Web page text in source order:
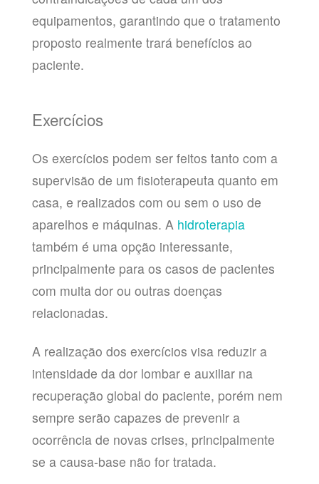
equipamentos, garantindo que o tratamento
proposto realmente trará benefícios ao
paciente.
Exercícios
Os exercícios podem ser feitos tanto com a
supervisão de um fisioterapeuta quanto em
casa, e realizados com ou sem o uso de
aparelhos e máquinas. A hidroterapia
também é uma opção interessante,
principalmente para os casos de pacientes
com muita dor ou outras doenças
relacionadas.
A realização dos exercícios visa reduzir a
intensidade da dor lombar e auxiliar na
recuperação global do paciente, porém nem
sempre serão capazes de prevenir a
ocorrência de novas crises, principalmente
se a causa-base não for tratada.